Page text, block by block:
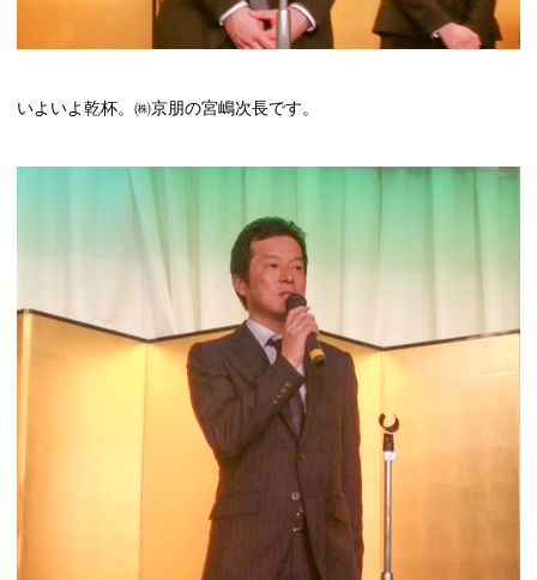
いよいよ乾杯。㈱京朋の宮嶋次長です。